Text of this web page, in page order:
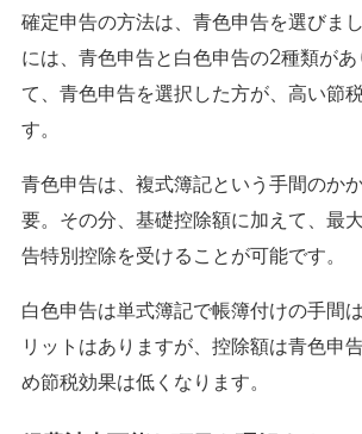
確定申告の方法は、青色申告を選びま
には、青色申告と白色申告の2種類があ
て、青色申告を選択した方が、高い節
す。
青色申告は、複式簿記という手間のか
要。その分、基礎控除額に加えて、最
告特別控除を受けることが可能です。
白色申告は単式簿記で帳簿付けの手間
リットはありますが、控除額は青色申
め節税効果は低くなります。